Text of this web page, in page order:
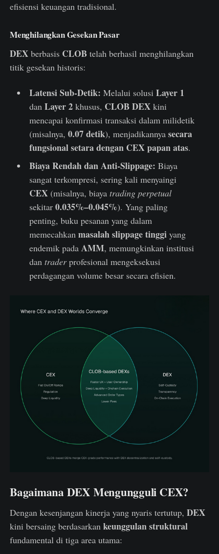
efisiensi keuangan tradisional.
Menghilangkan Gesekan Pasar
DEX berbasis CLOB telah berhasil menghilangkan
titik gesekan historis:
Latensi Sub-Detik: Melalui solusi Layer 1
dan Layer 2khusus, CLOB DEXkini
mencapai konfirmasi transaksi dalam milidetik
(misalnya, 0.07 detik), menjadikannya secara
fungsional setara dengan CEX papan atas.
Biaya Rendah dan Anti-Slippage: Biaya
sangat terkompresi, sering kali menyaingi
CEX(misalnya, biaya trading perpetual
sekitar 0.035%–0.045%). Yang paling
penting, buku pesanan yang dalam
memecahkan masalah slippage tinggiyang
endemik pada AMM, memungkinkan institusi
dan traderprofesional mengeksekusi
perdagangan volume besar secara efisien.
Bagaimana DEX Mengungguli CEX?
Dengan kesenjangan kinerja yang nyaris tertutup, DEX
kini bersaing berdasarkan keunggulan struktural
fundamental di tiga area utama: